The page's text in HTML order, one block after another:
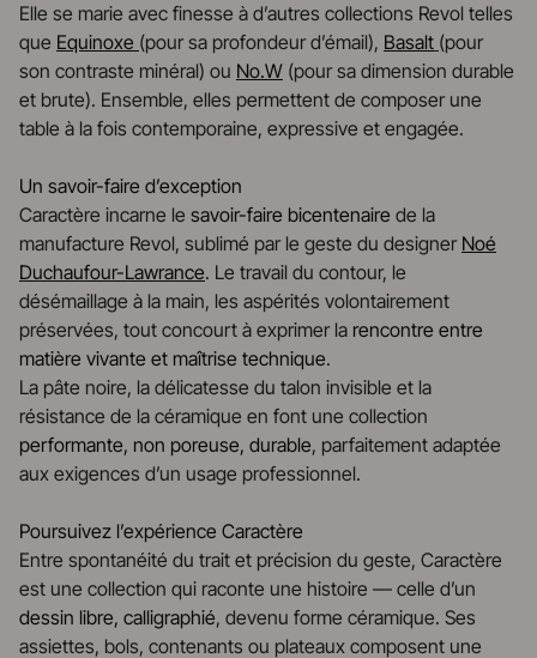
Elle se marie avec finesse à d’autres collections Revol telles
que Equinoxe (pour sa profondeur d’émail), Basalt (pour
son contraste minéral) ou No.W (pour sa dimension durable
et brute). Ensemble, elles permettent de composer une
table à la fois contemporaine, expressive et engagée.
Un savoir-faire d’exception
Caractère incarne le savoir-faire bicentenaire de la
manufacture Revol, sublimé par le geste du designer Noé
Duchaufour-Lawrance. Le travail du contour, le
désémaillage à la main, les aspérités volontairement
préservées, tout concourt à exprimer la rencontre entre
matière vivante et maîtrise technique.
La pâte noire, la délicatesse du talon invisible et la
résistance de la céramique en font une collection
performante, non poreuse, durable, parfaitement adaptée
aux exigences d’un usage professionnel.
Poursuivez l’expérience Caractère
Entre spontanéité du trait et précision du geste, Caractère
est une collection qui raconte une histoire — celle d’un
dessin libre, calligraphié, devenu forme céramique. Ses
assiettes, bols, contenants ou plateaux composent une